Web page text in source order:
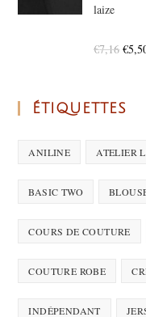
laize
€7,16 €
ÉTIQUETTES
ANILINE ATELIER
BASIC TWO
COURS DE COUTURE
COUTURE ROBE
INDÉPENDANT